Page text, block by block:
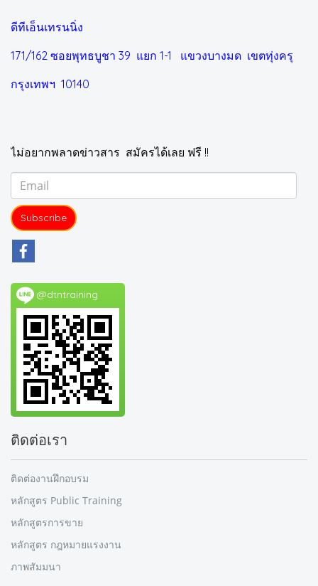
ดีทีเอ็นเทรนนิ่ง
171/162 ซอยพุทธบูชา 39 แยก 1-1 แขวงบางมด เขตทุ่งครุ
กรุงเทพฯ 10140
ไม่อยากพลาดข่าวสาร สมัครได้เลย ฟรี !!
Subscribe
@dtntraining
ติดต่อเรา
ติดต่องานฝึกอบรม
หลักสูตร Public Training
หลักสูตรการขาย
หลักสูตร กฎหมายแรงงาน
ภาพสัมมนา